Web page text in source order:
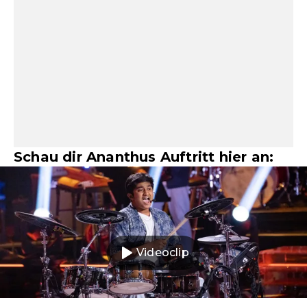
Schau dir Ananthus Auftritt hier an:
Videoclip